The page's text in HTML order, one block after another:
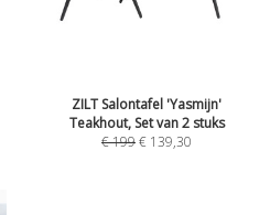
ZILT Salontafel 'Yasmijn'
Teakhout, Set van 2 stuks
€199€ 139,30